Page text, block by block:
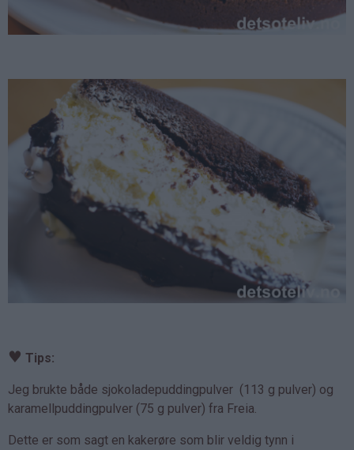
♥ Tips:
Jeg brukte både sjokoladepuddingpulver (113 g pulver) og
karamellpuddingpulver (75 g pulver) fra Freia.
Dette er som sagt en kakerøre som blir veldig tynn i